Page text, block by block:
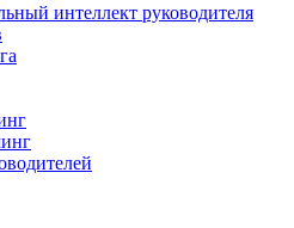
интеллект руководителя